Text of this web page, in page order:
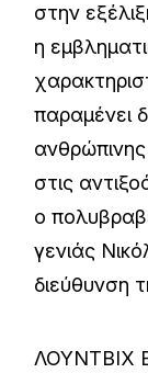
στην
η
παραμένει
στις
ο
γενιάς
διεύθυνση
ΛΟΥΝΤΒΙΧ